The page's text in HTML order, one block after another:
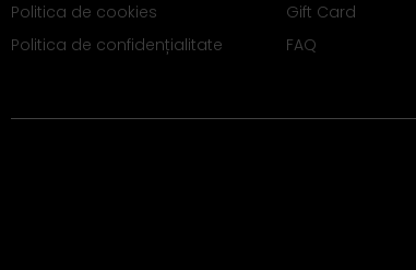
Politica de cookies
Politica de confidențialitate
Gift Card
FAQ